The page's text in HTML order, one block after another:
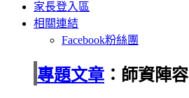
家長登入區
相關連結
Facebook粉絲團
專題文章 ：師資陣容